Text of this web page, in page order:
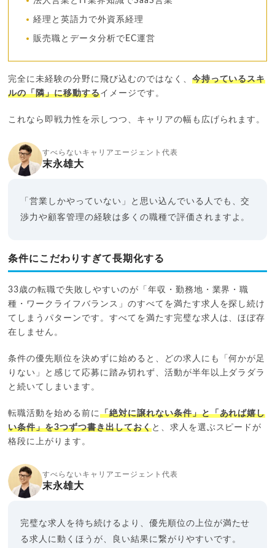
経理と英語力で外資系経理
販売職とデータ分析でEC運営
完全に未経験の分野に飛び込むのではなく、 今持っているスキ
ルの「隣」に移動するイメージです。
これなら即戦力性を示しつつ、キャリアの幅も広げられます。
すべらないキャリアエージェント代表
末永雄大
「営業しかやっていない」と思い込んでいる人でも、交
渉力や顧客管理の経験は多くの職種で評価されますよ。
条件にこだわりすぎて長期化する
33歳の転職で失敗しやすいのが「年収・勤務地・業界・職
種・ワークライフバランス」のすべてを満たす求人を探し続け
てしまうパターンです。すべてを満たす完璧な求人は、ほぼ存
在しません。
条件の優先順位を決めずに始めると、どの求人にも「何かが足
りない」と感じて応募に踏み切れず、活動が半年以上ダラダラ
と続いてしまいます。
転職活動を始める前に「絶対に譲れない条件」と「あれば嬉し
い条件」を3つずつ書き出しておくと、求人を選ぶスピードが
格段に上がります。
すべらないキャリアエージェント代表
末永雄大
完璧な求人を待ち続けるより、優先順位の上位が満たせ
る求人に動くほうが、良い結果に繋がりやすいです。